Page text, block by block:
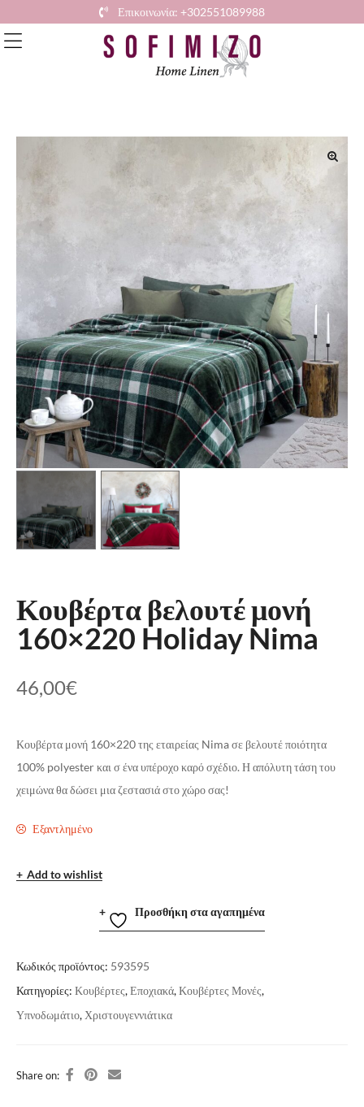
Επικοινωνία: +302551089988
Κουβέρτα βελουτέ μονή
160×220 Holiday Nima
46,00€
Κουβέρτα μονή 160×220 της εταιρείας Nima σε βελουτέ ποιότητα
100% polyester και σ ένα υπέροχο καρό σχέδιο. Η απόλυτη τάση του
χειμώνα θα δώσει μια ζεστασιά στο χώρο σας!
Εξαντλημένο
Add to wishlist
Προσθήκη στα αγαπημένα
Κωδικός προϊόντος: 593595
Κατηγορίες: Κουβέρτες,Εποχιακά,Κουβέρτες Μονές,
Υπνοδωμάτιο, Χριστουγεννιάτικα
Share on: